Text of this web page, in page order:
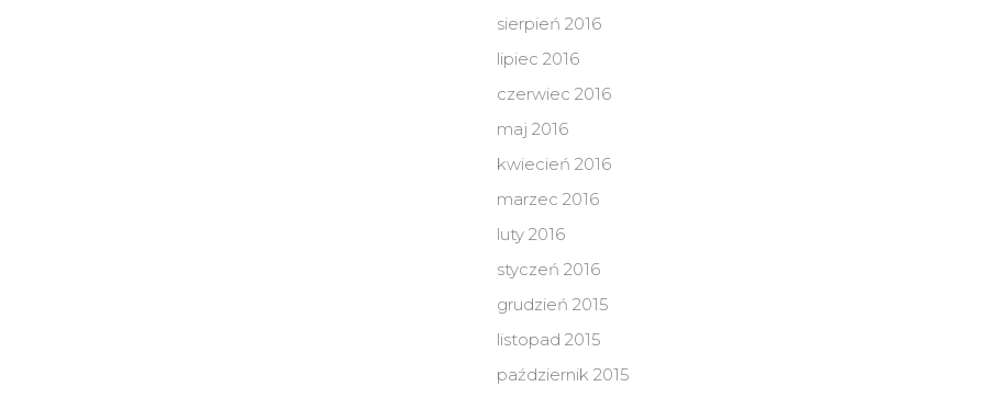
sierpień 2016
lipiec 2016
czerwiec 2016
maj 2016
kwiecień 2016
marzec 2016
luty 2016
styczeń 2016
grudzień 2015
listopad 2015
październik 2015